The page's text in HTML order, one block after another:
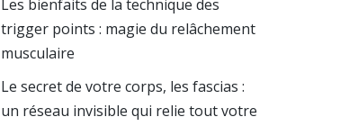
Les bienfaits de la technique des
trigger points : magie du relâchement
musculaire
Le secret de votre corps, les fascias :
un réseau invisible qui relie tout votre